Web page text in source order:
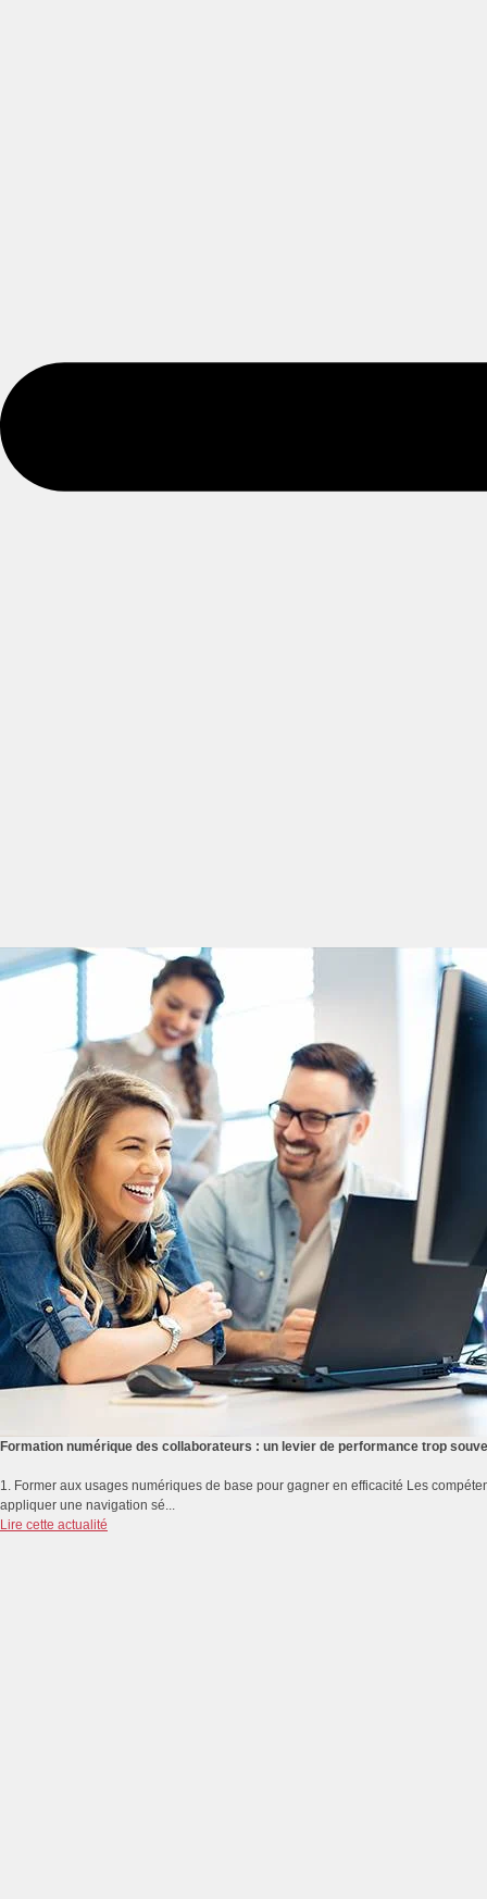
Formation numérique des collaborateurs : un levier de performance trop
1. Former aux usages numériques de base pour gagner en efficacité Les
appliquer une navigation sé...
Lire cette actualité